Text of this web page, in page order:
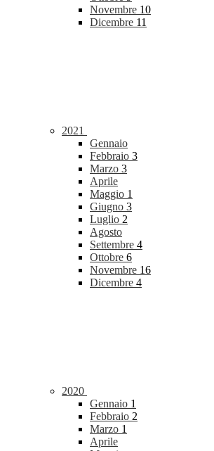
Novembre 10
Dicembre 11
2021
Gennaio
Febbraio 3
Marzo 3
Aprile
Maggio 1
Giugno 3
Luglio 2
Agosto
Settembre 4
Ottobre 6
Novembre 16
Dicembre 4
2020
Gennaio 1
Febbraio 2
Marzo 1
Aprile